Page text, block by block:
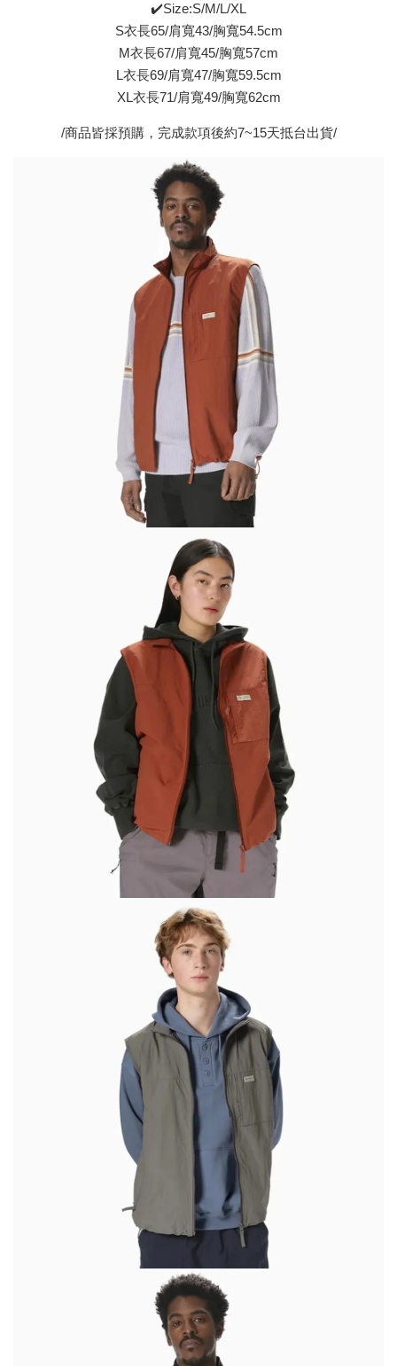
✔️Size:S/M/L/XL
S衣長65/肩寬43/胸寬54.5cm
M衣長67/肩寬45/胸寬57cm
L衣長69/肩寬47/胸寬59.5cm
XL衣長71/肩寬49/胸寬62cm
/商品皆採預購，完成款項後約7~15天抵台出貨/